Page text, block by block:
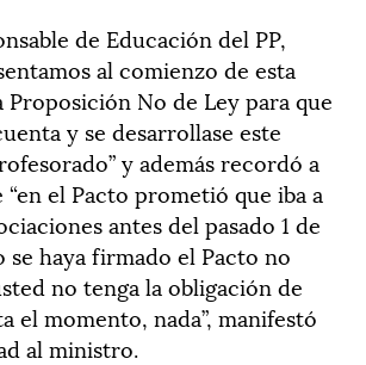
de Educación del PP,
al comienzo de esta
Proposición No de Ley para que
y se desarrollase este
y además recordó a
el Pacto prometió que iba a
antes del pasado 1 de
se haya firmado el Pacto no
no tenga la obligación de
el momento, nada”, manifestó
al ministro.